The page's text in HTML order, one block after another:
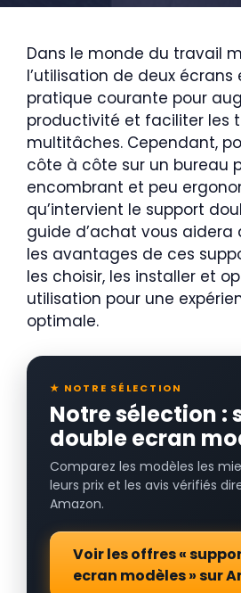
Dans le monde du travail
l’utilisation de deux
pratique courante pour
productivité et faciliter les
multitâches. Cependant,
côte à côte sur un bureau
encombrant et peu
qu’intervient le support
guide d’achat vous aidera
les avantages de ces
les choisir, les installer et
utilisation pour une
optimale.
★ NOTRE SÉLECTION
Notre sélection :
double ecran
Comparez les modèles les
leurs prix et les avis vérifiés
Amazon.
Voir les offres «
ecran modèles » sur